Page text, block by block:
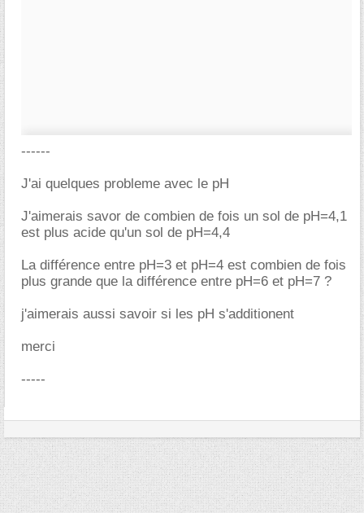
------
J'ai quelques probleme avec le pH
J'aimerais savor de combien de fois un sol de pH=4,1
est plus acide qu'un sol de pH=4,4
La différence entre pH=3 et pH=4 est combien de fois
plus grande que la différence entre pH=6 et pH=7 ?
j'aimerais aussi savoir si les pH s'additionent
merci
-----